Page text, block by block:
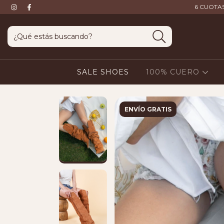
6
SALE SHOES 100% CUERO
ENVÍO GRATIS